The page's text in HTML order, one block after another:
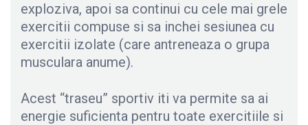
exploziva, apoi sa continui cu cele mai grele
exercitii compuse si sa inchei sesiunea cu
exercitii izolate (care antreneaza o grupa
musculara anume).
Acest “traseu” sportiv iti va permite sa ai
energie suficienta pentru toate exercitiile si